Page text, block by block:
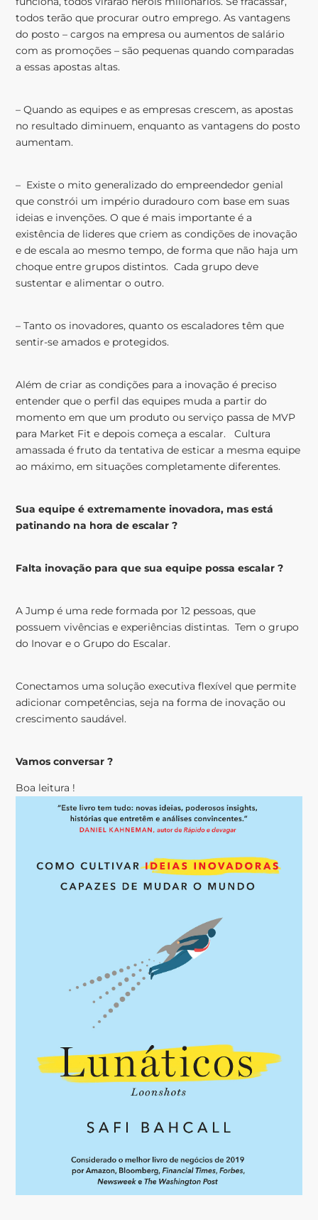
todos terão que procurar outro emprego. As vantagens
do posto – cargos na empresa ou aumentos de salário
com as promoções – são pequenas quando comparadas
a essas apostas altas.
– Quando as equipes e as empresas crescem, as apostas
no resultado diminuem, enquanto as vantagens do posto
aumentam.
– Existe o mito generalizado do empreendedor genial
que constrói um império duradouro com base em suas
ideias e invenções. O que é mais importante é a
existência de lideres que criem as condições de inovação
e de escala ao mesmo tempo, de forma que não haja um
choque entre grupos distintos. Cada grupo deve
sustentar e alimentar o outro.
– Tanto os inovadores, quanto os escaladores têm que
sentir-se amados e protegidos.
Além de criar as condições para a inovação é preciso
entender que o perfil das equipes muda a partir do
momento em que um produto ou serviço passa de MVP
para Market Fit e depois começa a escalar. Cultura
amassada é fruto da tentativa de esticar a mesma equipe
ao máximo, em situações completamente diferentes.
Sua equipe é extremamente inovadora, mas está
patinando na hora de escalar ?
Falta inovação para que sua equipe possa escalar ?
A Jump é uma rede formada por 12 pessoas, que
possuem vivências e experiências distintas. Tem o grupo
do Inovar e o Grupo do Escalar.
Conectamos uma solução executiva flexível que permite
adicionar competências, seja na forma de inovação ou
crescimento saudável.
Vamos conversar ?
Boa leitura !